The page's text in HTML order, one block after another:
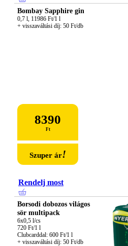
Bombay Sapphire gin
0,7 l, 11986 Ft/1 l
+ visszaváltási díj: 50 Ft/db
8390
Ft
Szuper ár!
Rendelj most
Borsodi dobozos világos
sör multipack
6x0,5 l/cs
720 Ft/1 l
Clubcarddal: 600 Ft/1 l
+ visszaváltási díj: 50 Ft/db